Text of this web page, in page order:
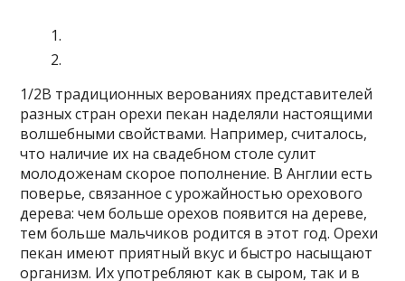
1/2В традиционных верованиях представителей
разных стран орехи пекан наделяли настоящими
волшебными свойствами. Например, считалось,
что наличие их на свадебном столе сулит
молодоженам скорое пополнение. В Англии есть
поверье, связанное с урожайностью орехового
дерева: чем больше орехов появится на дереве,
тем больше мальчиков родится в этот год. Орехи
пекан имеют приятный вкус и быстро насыщают
организм. Их употребляют как в сыром, так и в